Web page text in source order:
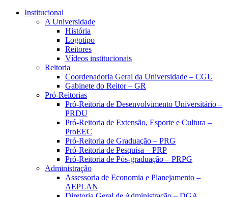
Institucional
A Universidade
História
Logotipo
Reitores
Vídeos institucionais
Reitoria
Coordenadoria Geral da Universidade – CGU
Gabinete do Reitor – GR
Pró-Reitorias
Pró-Reitoria de Desenvolvimento Universitário –
PRDU
Pró-Reitoria de Extensão, Esporte e Cultura –
ProEEC
Pró-Reitoria de Graduação – PRG
Pró-Reitoria de Pesquisa – PRP
Pró-Reitoria de Pós-graduação – PRPG
Administração
Assessoria de Economia e Planejamento –
AEPLAN